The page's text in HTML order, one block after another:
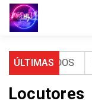
ÚLTIMAS
971 HERIDOS
Locutores